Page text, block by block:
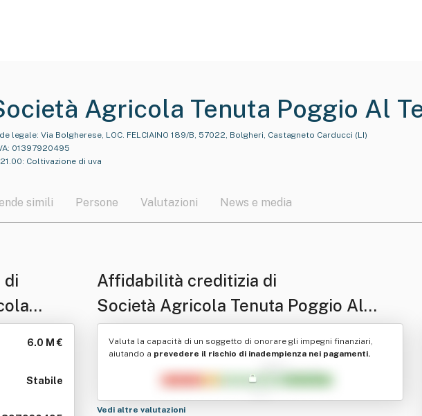
Agricola Tenuta Poggio Al
legale: Via Bolgherese, LOC. FELCIAINO 189/B, 57022, Bolgheri, Castagneto Carducci (LI)
01397920495
: Coltivazione di uva
simili Persone Valutazioni News e media
di
Al
6.0 M €
Stabile
Affidabilità creditizia di
Società Agricola Tenuta Poggio Al
Tesoro S.r.l
Valuta la capacità di un soggetto di onorare gli impegni finanziari,
aiutando a prevedere il rischio di inadempienza nei pagamenti.
Vedi altre valutazioni